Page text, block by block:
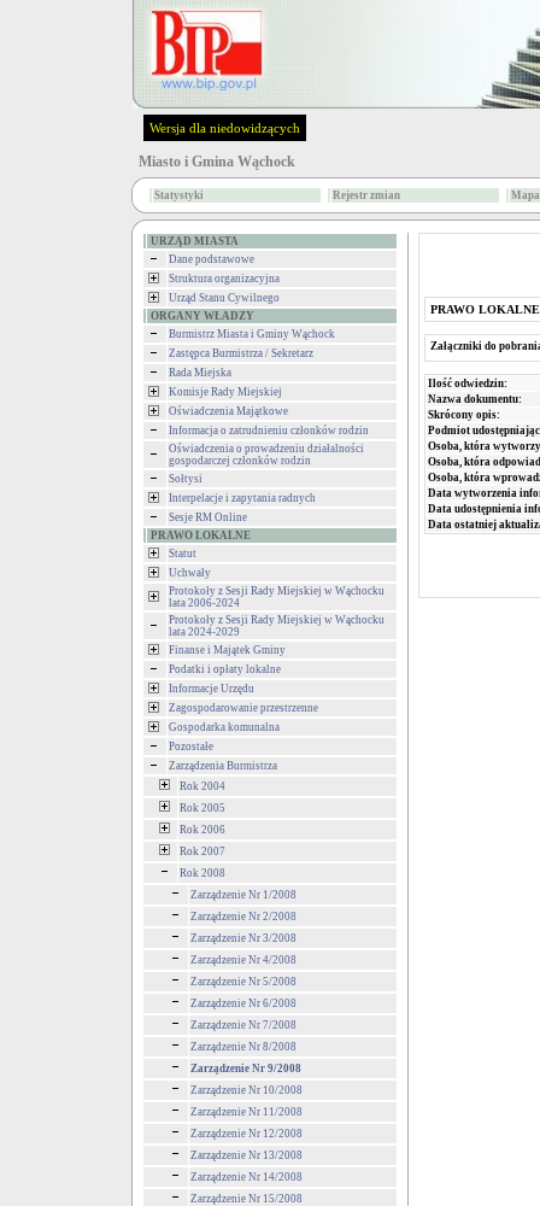
Wersja dla niedowidzących
Miasto i Gmina Wąchock
Statystyki Rejestr zmian
URZĄD MIASTA
Dane podstawowe
Struktura organizacyjna
Urząd Stanu Cywilnego
ORGANY WŁADZY
Burmistrz Miasta i Gminy Wąchock
Zastępca Burmistrza / Sekretarz
Rada Miejska
Komisje Rady Miejskiej
Oświadczenia Majątkowe
Informacja o zatrudnieniu członków rodzin
Oświadczenia o prowadzeniu działalności
gospodarczej członków rodzin
Sołtysi
Interpelacje i zapytania radnych
Sesje RM Online
PRAWO LOKALNE
Statut
Uchwały
Protokoły z Sesji Rady Miejskiej w Wąchocku
lata 2006-2024
Protokoły z Sesji Rady Miejskiej w Wąchocku
lata 2024-2029
Finanse i Majątek Gminy
Podatki i opłaty lokalne
Informacje Urzędu
Zagospodarowanie przestrzenne
Gospodarka komunalna
Pozostałe
Zarządzenia Burmistrza
Rok 2004
Rok 2005
Rok 2006
Rok 2007
Rok 2008
Zarządzenie Nr 1/2008
Zarządzenie Nr 2/2008
Zarządzenie Nr 3/2008
Zarządzenie Nr 4/2008
Zarządzenie Nr 5/2008
Zarządzenie Nr 6/2008
Zarządzenie Nr 7/2008
Zarządzenie Nr 8/2008
Zarządzenie Nr 9/2008
Zarządzenie Nr 10/2008
Zarządzenie Nr 11/2008
Zarządzenie Nr 12/2008
Zarządzenie Nr 13/2008
Zarządzenie Nr 14/2008
Zarządzenie Nr 15/2008
PRAWO LOKALNE
Załączniki do
Ilość odwiedzin:
Nazwa dokumentu:
Skrócony opis:
Podmiot
Osoba, która
Osoba, która
Osoba, która
Data wytworzenia
Data udostępnienia
Data ostatniej